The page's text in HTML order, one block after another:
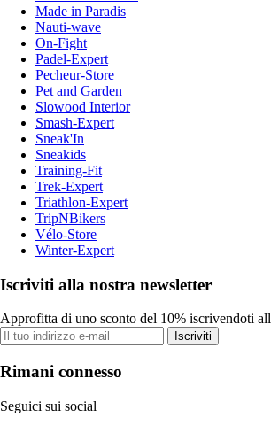
Made in Paradis
Nauti-wave
On-Fight
Padel-Expert
Pecheur-Store
Pet and Garden
Slowood Interior
Smash-Expert
Sneak'In
Sneakids
Training-Fit
Trek-Expert
Triathlon-Expert
TripNBikers
Vélo-Store
Winter-Expert
Iscriviti alla nostra newsletter
Approfitta di uno sconto del 10% iscrivendoti
Iscriviti
Rimani connesso
Seguici sui social